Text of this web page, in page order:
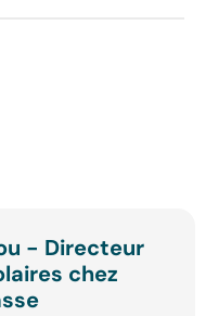
- Directeur
chez